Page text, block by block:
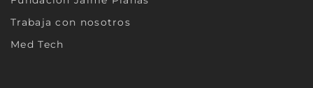
Trabaja con nosotros
Med Tech